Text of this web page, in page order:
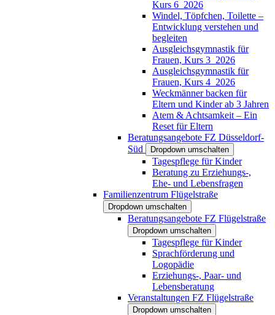
Kurs 6_2026
Windel, Töpfchen, Toilette –
Entwicklung verstehen und
begleiten
Ausgleichsgymnastik für
Frauen, Kurs 3_2026
Ausgleichsgymnastik für
Frauen, Kurs 4_2026
Weckmänner backen für
Eltern und Kinder ab 3 Jahren
Atem & Achtsamkeit – Ein
Reset für Eltern
Beratungsangebote FZ Düsseldorf-
Süd
Dropdown umschalten
Tagespflege für Kinder
Beratung zu Erziehungs-,
Ehe- und Lebensfragen
Familienzentrum Flügelstraße
Dropdown umschalten
Beratungsangebote FZ Flügelstraße
Dropdown umschalten
Tagespflege für Kinder
Sprachförderung und
Logopädie
Erziehungs-, Paar- und
Lebensberatung
Veranstaltungen FZ Flügelstraße
Dropdown umschalten